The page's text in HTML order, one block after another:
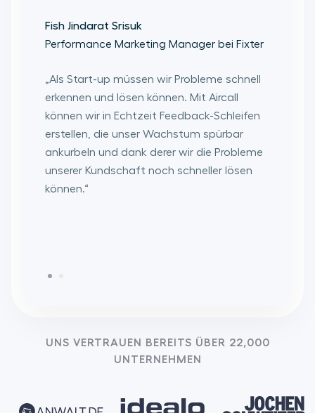
Fish Jindarat Srisuk
Performance Marketing Manager bei Fixter
„Als Start-up müssen wir Probleme schnell
erkennen und lösen können. Mit Aircall
können wir in Echtzeit Feedback-Schleifen
erstellen, die unser Wachstum spürbar
ankurbeln und dank derer wir die Probleme
unserer Kundschaft noch schneller lösen
können.“
UNS VERTRAUEN BEREITS ÜBER 22,000
UNTERNEHMEN